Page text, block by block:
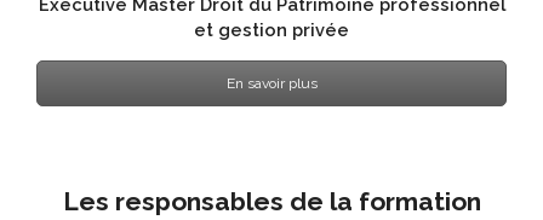
Executive Master Droit du Patrimoine professionnel
et gestion privée
En savoir plus
Les responsables de la formation